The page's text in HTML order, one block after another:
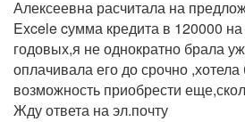
Алексеевна расчитала на
Excele cумма кредита в 120000
годовых,я не однократно брала
оплачивала его до срочно ,хотела
возможность приобрести
Жду ответа на эл.почту